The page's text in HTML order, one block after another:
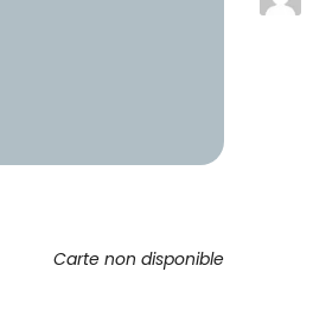
Carte non disponible